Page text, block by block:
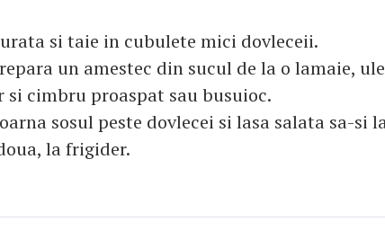
si taie in cubulete mici dovleceii.
un amestec din sucul de la o lamaie,
si cimbru proaspat sau busuioc.
sosul peste dovlecei si lasa salata sa-si
la frigider.